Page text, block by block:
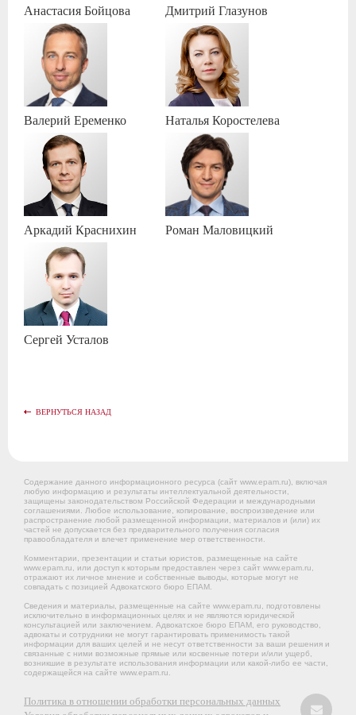
АнастасияБойцова Дмитрий Глазунов
Валерий Еременко НатальяКоростелева
Аркадий Краснихин Роман Маловицкий
Сергей Усталов
ВЕРНУТЬСЯ НАЗАД
Содержание данного информационного ресурса (сайт www.epam.ru), включая
любую информацию и результаты интеллектуальной деятельности,
защищены законодательством Российской Федерации и международными
соглашениями. Любое использование, копирование, воспроизведение или
распространение любой размещенной информации, материалов и (или) их
частей не допускается без предварительного получения согласия
правообладателя и влечет применение мер ответственности.
Комментарии, презентации и статьи юристов, размещенные на сайте
www.epam.ru, или доступ к которым предоставлен через сайт www.epam.ru,
отражают их личное мнение и собственные выводы, которые могут не
совпадать с позицией Адвокатского бюро ЕПАМ.
Сведения и материалы, размещенные на сайте www.epam.ru, подготовлены
исключительно в информационных целях и не являются юридической
консультацией или заключением. Адвокатское бюро ЕПАМ, его руководство,
адвокаты и сотрудники не могут гарантировать применимость такой
информации для ваших целей и не несут ответственности за ваши решения и
связанные с ними возможные прямые или косвенные потери и/или ущерб,
возникшие в результате использования информации или какой-либо ее части,
содержащейся на сайте www.epam.ru.
Политика в отношении обработки персональных данных